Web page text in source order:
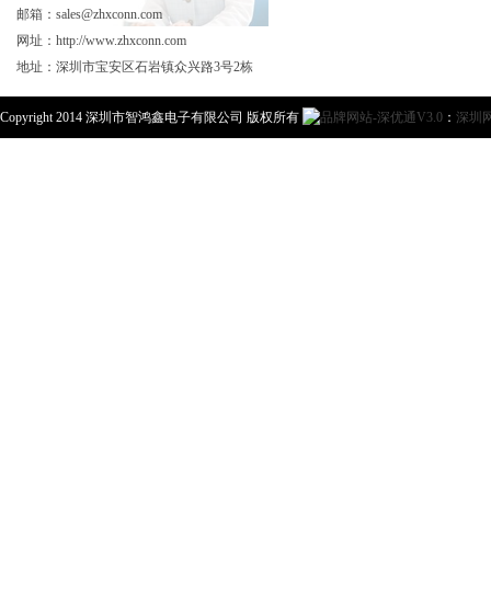
邮箱：sales@zhxconn.com
网址：http://www.zhxconn.com
地址：深圳市宝安区石岩镇众兴路3号2栋
Copyright 2014 深圳市智鸿鑫电子有限公司 版权所有 ： 深圳